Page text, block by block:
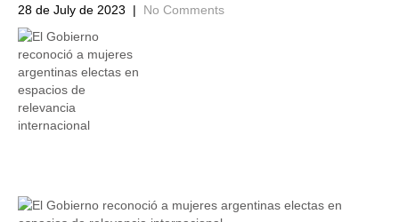
28 de July de 2023 | No Comments